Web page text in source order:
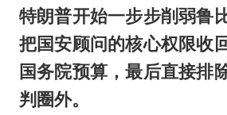
特朗普开始一步步削弱鲁
把国安顾问的核心权限收
国务院预算，最后直接排
判圈外。